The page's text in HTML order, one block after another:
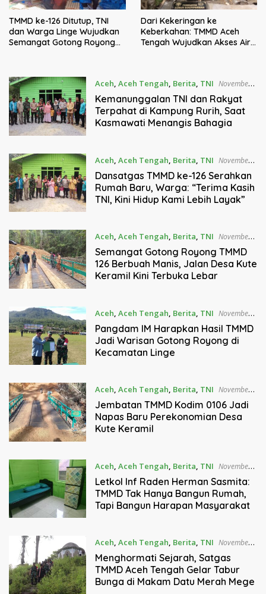
TMMD ke-126 Ditutup, TNI
dan Warga Linge Wujudkan
Semangat Gotong Royong
Dari Kekeringan ke
Keberkahan: TMMD Aceh
Tengah Wujudkan Akses Air
Aceh, Aceh Tengah, Berita, TNI November
8, 2025
Kemanunggalan TNI dan Rakyat
Terpahat di Kampung Rurih, Saat
Kasmawati Menangis Bahagia
Aceh, Aceh Tengah, Berita, TNI November
7, 2025
Dansatgas TMMD ke-126 Serahkan
Rumah Baru, Warga: “Terima Kasih
TNI, Kini Hidup Kami Lebih Layak”
Aceh, Aceh Tengah, Berita, TNI November
6, 2025
Semangat Gotong Royong TMMD
126 Berbuah Manis, Jalan Desa Kute
Keramil Kini Terbuka Lebar
Aceh, Aceh Tengah, Berita, TNI November
6, 2025
Pangdam IM Harapkan Hasil TMMD
Jadi Warisan Gotong Royong di
Kecamatan Linge
Aceh, Aceh Tengah, Berita, TNI November
5, 2025
Jembatan TMMD Kodim 0106 Jadi
Napas Baru Perekonomian Desa
Kute Keramil
Aceh, Aceh Tengah, Berita, TNI November
5, 2025
Letkol Inf Raden Herman Sasmita:
TMMD Tak Hanya Bangun Rumah,
Tapi Bangun Harapan Masyarakat
Aceh, Aceh Tengah, Berita, TNI November
4, 2025
Menghormati Sejarah, Satgas
TMMD Aceh Tengah Gelar Tabur
Bunga di Makam Datu Merah Mege